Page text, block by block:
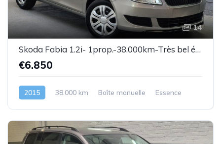
14
Skoda Fabia 1.2i- 1prop.-38.000km-Très bel état-Garantie
€6.850
2015 38.000 km Boîte manuelle Essence